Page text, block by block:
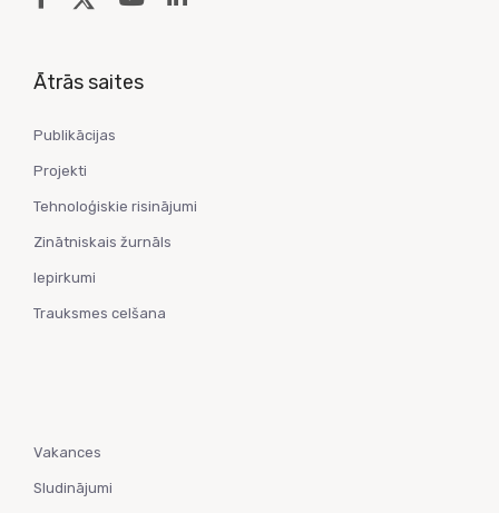
Ātrās saites
Publikācijas
Projekti
Tehnoloģiskie risinājumi
Zinātniskais žurnāls
Iepirkumi
Trauksmes celšana
Vakances
Sludinājumi